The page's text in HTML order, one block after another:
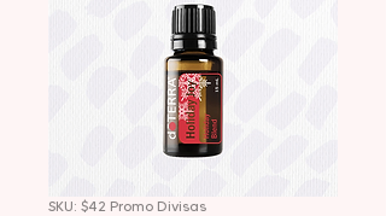
SKU: $42 Promo Divisas